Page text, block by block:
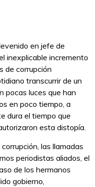
en jefe de
inexplicable incremento
de corrupción
transcurrir de un
pocas luces que han
en poco tiempo, a
dura el tiempo que
esta distopía.
las llamadas
periodistas aliados, el
de los hermanos
gobierno,